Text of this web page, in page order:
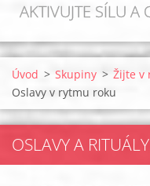
AKTIVUJTE SÍLU A
ZDROJE!
Úvod > Skupiny > Žijte v
Oslavy v rytmu roku
OSLAVY A